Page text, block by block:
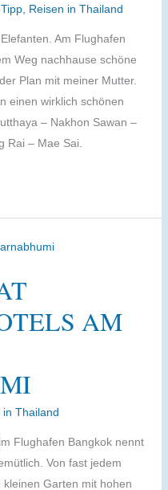
, Reisen in Thailand
Am Flughafen
Weg nachhause schöne
Plan mit meiner Mutter.
einen wirklich schönen
– Nakhon Sawan –
Rai – Mae Sai.
AM
in Thailand
Flughafen Bangkok nennt
Von fast jedem
Garten mit hohen